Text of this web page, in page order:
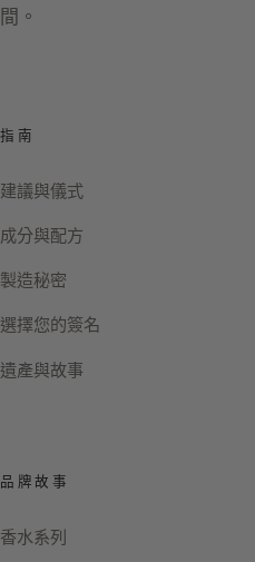
間。
指南
建議與儀式
成分與配方
製造秘密
選擇您的簽名
遺產與故事
品牌故事
香水系列